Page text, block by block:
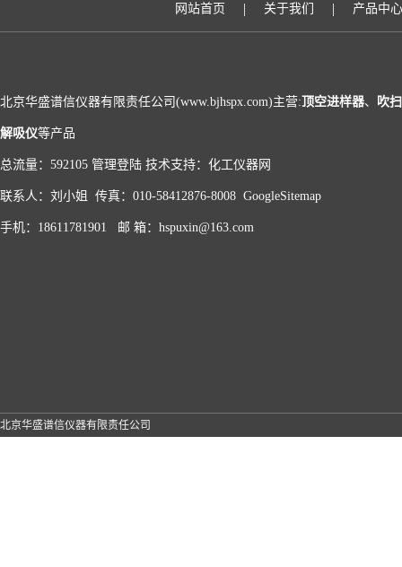
网站首页 | 关于我们 | 产品中心
北京华盛谱信仪器有限责任公司(www.bjhspx.com)主营:顶空进样器、 吹
解吸仪等产品
总流量：592105 管理登陆 技术支持： 化工仪器网
联系人：刘小姐 传真：010-58412876-8008 GoogleSitemap
手机：18611781901 邮 箱：hspuxin@163.com
北京华盛谱信仪器有限责任公司